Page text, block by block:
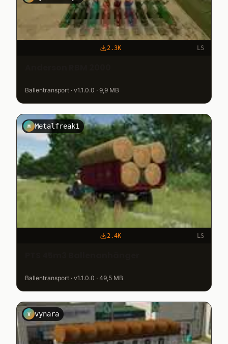
2.3K LS
Ballentransport · v1.1.0.0 · 9,9 MB
M Metalfreak1
2.4K LS
Ballentransport · v1.1.0.0 · 49,5 MB
V vynara